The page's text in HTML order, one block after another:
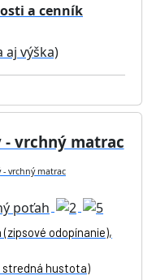
a cenník
aj výška)
- vrchný matrac
odopínanie),
stredná hustota)